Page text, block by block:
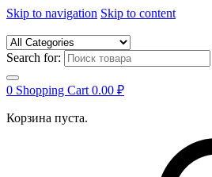
Skip to navigation Skip to content
Search for:
0 Shopping Cart 0.00 ₽
Корзина пуста.